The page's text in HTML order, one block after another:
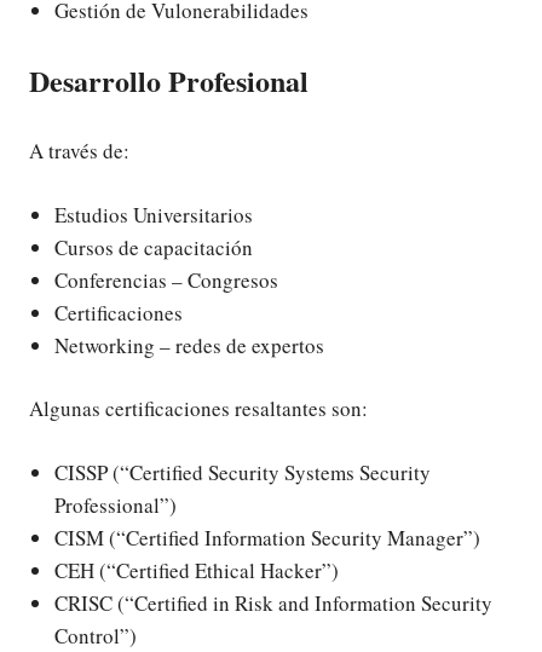
Gestión de Vulonerabilidades
Desarrollo Profesional
A través de:
Estudios Universitarios
Cursos de capacitación
Conferencias – Congresos
Certificaciones
Networking – redes de expertos
Algunas certificaciones resaltantes son:
CISSP (“Certified Security Systems Security
Professional”)
CISM (“Certified Information Security Manager”)
CEH (“Certified Ethical Hacker”)
CRISC (“Certified in Risk and Information Security
Control”)